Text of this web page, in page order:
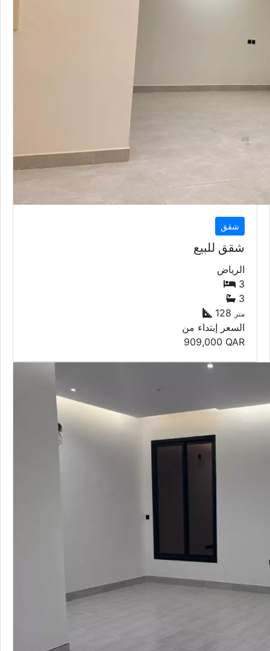
شقق
شقق للبيع
الرياض
3
3
128
متر
السعر إبتداء من
909,000 QAR